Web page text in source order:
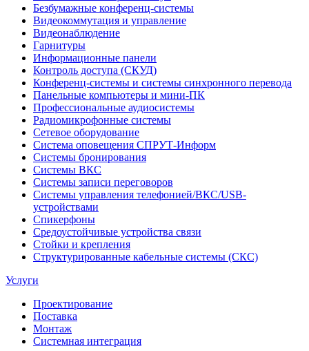
Безбумажные конференц-системы
Видеокоммутация и управление
Видеонаблюдение
Гарнитуры
Информационные панели
Контроль доступа (СКУД)
Конференц-системы и системы синхронного перевода
Панельные компьютеры и мини-ПК
Профессиональные аудиосистемы
Радиомикрофонные системы
Сетевое оборудование
Система оповещения СПРУТ-Информ
Системы бронирования
Системы ВКС
Системы записи переговоров
Системы управления телефонией/ВКС/USB-
устройствами
Спикерфоны
Средоустойчивые устройства связи
Стойки и крепления
Структурированные кабельные системы (СКС)
Услуги
Проектирование
Поставка
Монтаж
Системная интеграция